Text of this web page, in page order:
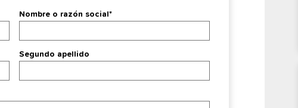
Nombre o razón social*
Segundo apellido